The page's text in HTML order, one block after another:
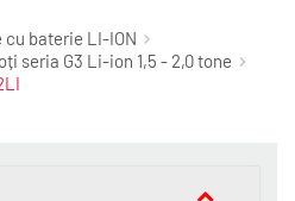
baterie LI-ION
seria G3 Li-ion 1,5 - 2,0 tone